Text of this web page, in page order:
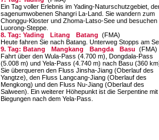
Ein Tag voller Erlebnis im Yading-Naturschutz­gebiet,
sagenumwobenen Shangri La-Land. Sie wandern zum
Chonggu-Kloster und Zhoma­-Latso-See und besuchen
Luorong-Steppe.
8. Tag: Yading
Litang Batang (FMA)
Heute fahren Sie nach Batang. Unterweg Stopps am
9. Tag: Batang
Mangkang Bangda Basu (FMA)
Fahrt über den Wula-Pass (4.700 m), Dongdala-Pass
(5.008 m) und Yela-Pass (4.740 m) nach Basu (360
Sie überqueren den Fluss Jinsha-Jiang (Oberlauf des
Yangtze), den Fluss Langcang-Jiang (Oberlauf des
Mengkong) und den Fluss Nu-Jiang (Oberlauf des
Salween). Ein weiterer Höhepunkt ist die Serpentine mit
Biegungen nach dem Yela-Pass.